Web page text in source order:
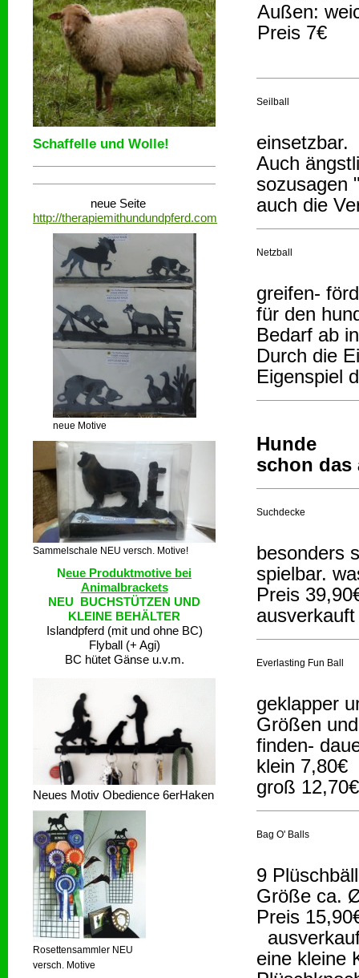
Schaffelle und Wolle!
neue Seite
http://therapiemithundundpferd.com
neue Motive
Sammelschale NEU versch. Motive!
Neue Produktmotive bei
Animalbrackets
NEU BUCHSTÜTZEN UND
KLEINE BEHÄLTER
Islandpferd (mit und ohne BC)
Flyball (+ Agi)
BC hütet Gänse u.v.m.
Neues Motiv Obedience 6erHaken
Rosettensammler NEU
versch. Motive
Außen:
Preis 7€
Seilball
einsetzbar.
Auch
sozusagen
auch die
Netzball
greifen-
für den
Bedarf ab
Durch die
Eigenspiel
Hunde
schon das
Suchdecke
besonders
spielbar.
Preis
ausverkauft
Everlasting Fun Ball
geklapper
Größen
finden-
klein 7,80€
groß 12,70€
Bag O' Balls
9
Größe ca.
Preis
eine kleine